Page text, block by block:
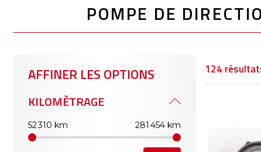
POMPE DE
124
AFFINER LES OPTIONS
KILOMÈTRAGE
52 310 km 281 454 km